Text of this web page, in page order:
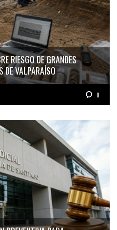
RIESGO DE GRANDES
DE VALPARAÍSO
0